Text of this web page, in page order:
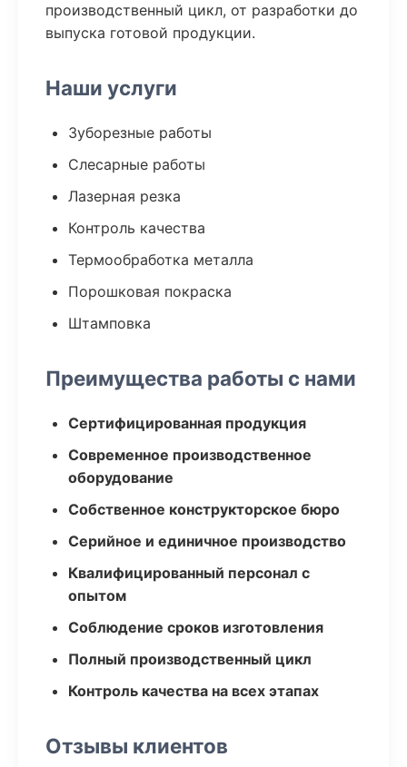
производственный цикл, от разработки до
выпуска готовой продукции.
Наши услуги
Зуборезные работы
Слесарные работы
Лазерная резка
Контроль качества
Термообработка металла
Порошковая покраска
Штамповка
Преимущества работы с нами
Сертифицированная продукция
Современное производственное
оборудование
Собственное конструкторское бюро
Серийное и единичное производство
Квалифицированный персонал с
опытом
Соблюдение сроков изготовления
Полный производственный цикл
Контроль качества на всех этапах
Отзывы клиентов